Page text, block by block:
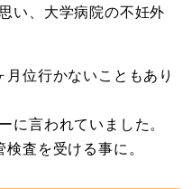
い、大学病院の不妊外
位行かないこともあり
に言われていました。
査を受ける事に。